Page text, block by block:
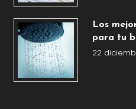
Los
para tu
22